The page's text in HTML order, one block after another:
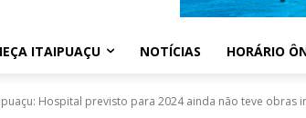
ITAIPUAÇU NOTÍCIAS HORÁRIO
Hospital previsto para 2024 ainda não teve obras